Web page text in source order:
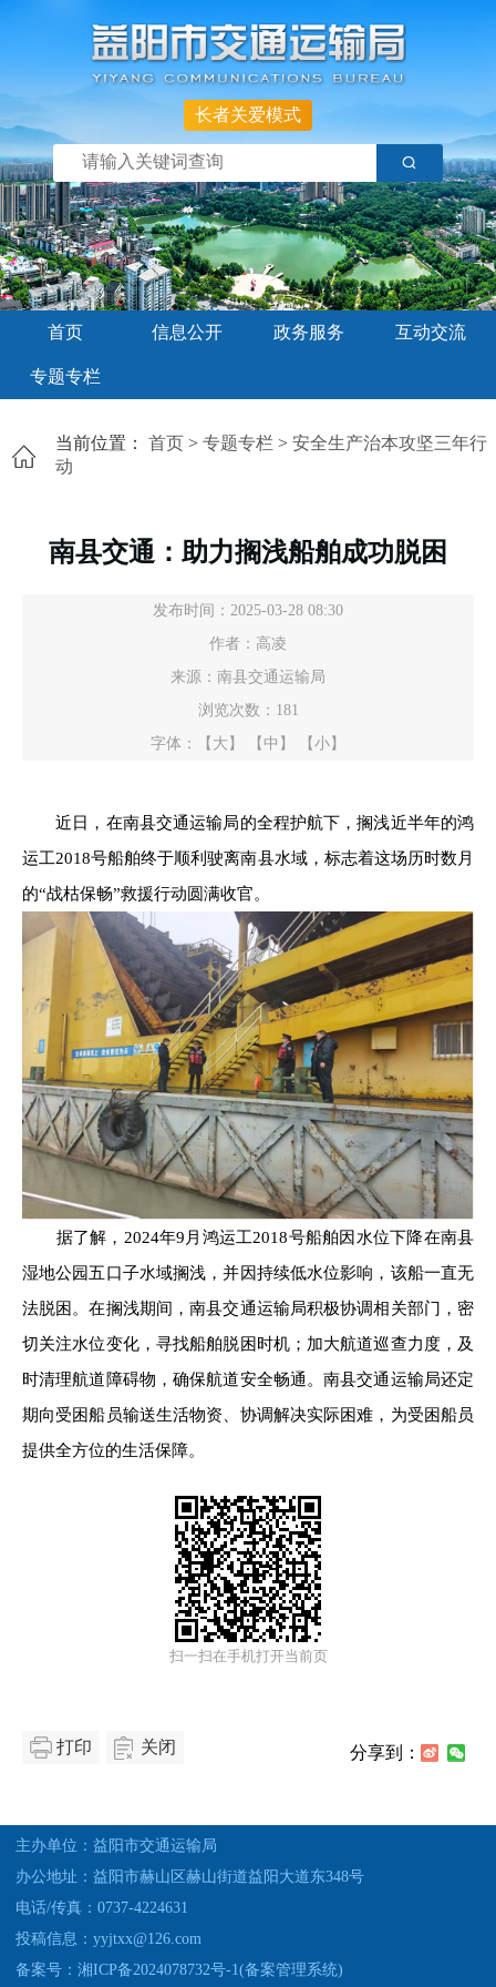
长者关爱模式
首页 信息公开 政务服务 互动交流
专题专栏
当前位置： 首页 > 专题专栏 > 安全生产治本攻坚三年行
动
南县交通：助力搁浅船舶成功脱困
发布时间：2025-03-28 08:30
作者：高凌
来源：南县交通运输局
浏览次数： 181
字体：
【大】 【中】 【小】
近日，在南县交通运输局的全程护航下，搁浅近半年的鸿
运工2018号船舶终于顺利驶离南县水域，标志着这场历时数月
的“战枯保畅”救援行动圆满收官。
据了解，2024年9月鸿运工2018号船舶因水位下降在南县
湿地公园五口子水域搁浅，并因持续低水位影响，该船一直无
法脱困。在搁浅期间，南县交通运输局积极协调相关部门，密
切关注水位变化，寻找船舶脱困时机；加大航道巡查力度，及
时清理航道障碍物，确保航道安全畅通。南县交通运输局还定
期向受困船员输送生活物资、协调解决实际困难，为受困船员
提供全方位的生活保障。
扫一扫在手机打开当前页
打印 关闭 分享到：
主办单位：益阳市交通运输局
办公地址：益阳市赫山区赫山街道益阳大道东348号
电话/传真：0737-4224631
投稿信息：yyjtxx@126.com
备案号：湘ICP备2024078732号-1(备案管理系统)